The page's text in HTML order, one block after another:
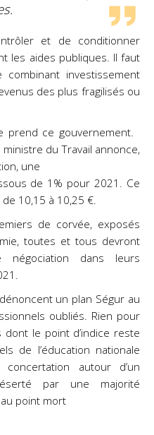
et de conditionner
les aides publiques. Il faut
investissement
des plus fragilisés ou
prend ce gouvernement.
du Travail annonce,
une
de 1% pour 2021. Ce
10,15 à 10,25 €.
de corvée, exposés
toutes et tous devront
négociation dans leurs
un plan Ségur au
oubliés. Rien pour
dont le point d’indice reste
de l’éducation nationale
autour d’un
par une majorité
point mort